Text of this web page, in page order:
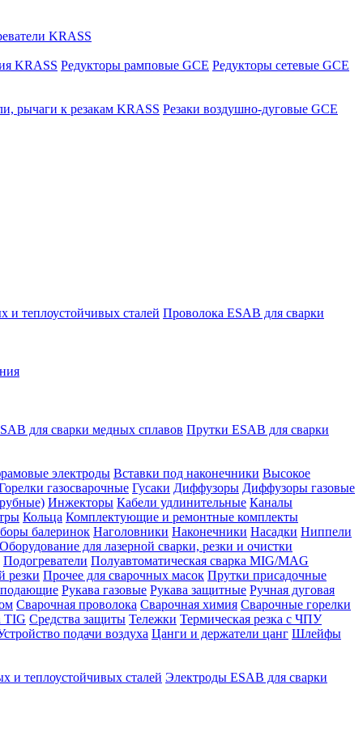
KRASS
KRASS Редукторы рамповые GCE Редукторы сетевые GCE
рычаги к резакам KRASS Резаки воздушно-дуговые GCE
и теплоустойчивых сталей Проволока ESAB для сварки
для сварки медных сплавов Прутки ESAB для сварки
электроды Вставки под наконечники Высокое
газосварочные Гусаки Диффузоры Диффузоры газовые
Инжекторы Кабели удлинительные Каналы
Кольца Комплектующие и ремонтные комплекты
балеринок Наголовники Наконечники Насадки Ниппели
Оборудование для лазерной сварки, резки и очистки
Подогреватели Полуавтоматическая сварка MIG/MAG
резки Прочее для сварочных масок Прутки присадочные
Рукава газовые Рукава защитные Ручная дуговая
Сварочная проволока Сварочная химия Сварочные горелки
TIG Средства защиты Тележки Термическая резка с ЧПУ
подачи воздуха Цанги и держатели цанг Шлейфы
и теплоустойчивых сталей Электроды ESAB для сварки